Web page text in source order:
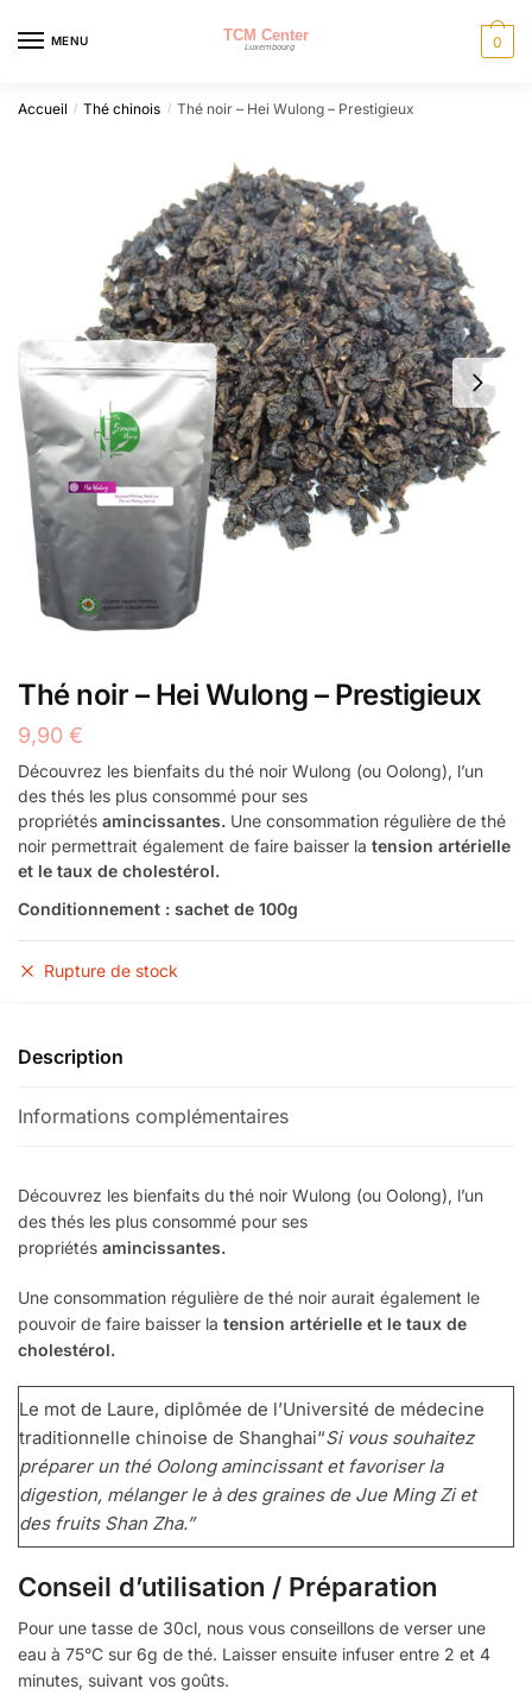
MENU 0
Accueil / Thé chinois / Thé noir – Hei Wulong – Prestigieux
Thé noir – Hei Wulong – Prestigieux
9,90 €
Découvrez les bienfaits du thé noir Wulong (ou Oolong), l’un
des thés les plus consommé pour ses
propriétés amincissantes. Une consommation régulière de thé
noir permettrait également de faire baisser la tension artérielle
et le taux de cholestérol.
Conditionnement : sachet de 100g
Rupture de stock
Description
Informations complémentaires
Découvrez les bienfaits du thé noir Wulong (ou Oolong), l’un
des thés les plus consommé pour ses
propriétés amincissantes.
Une consommation régulière de thé noir aurait également le
pouvoir de faire baisser la tension artérielle et le taux de
cholestérol.
Le mot de Laure, diplômée de l’Université de médecine
traditionnelle chinoise de Shanghai“Si vous souhaitez
préparer un thé Oolong amincissant et favoriser la
digestion, mélanger le à des graines de Jue Ming Zi et
des fruits Shan Zha.”
Conseil d’utilisation / Préparation
Pour une tasse de 30cl, nous vous conseillons de verser une
eau à 75°C sur 6g de thé. Laisser ensuite infuser entre 2 et 4
minutes, suivant vos goûts.